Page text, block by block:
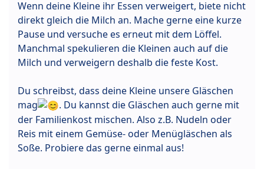
Wenn deine Kleine ihr Essen verweigert, biete nicht
direkt gleich die Milch an. Mache gerne eine kurze
Pause und versuche es erneut mit dem Löffel.
Manchmal spekulieren die Kleinen auch auf die
Milch und verweigern deshalb die feste Kost.
Du schreibst, dass deine Kleine unsere Gläschen
mag
. Du kannst die Gläschen auch gerne mit
der Familienkost mischen. Also z.B. Nudeln oder
Reis mit einem Gemüse- oder Menügläschen als
Soße. Probiere das gerne einmal aus!